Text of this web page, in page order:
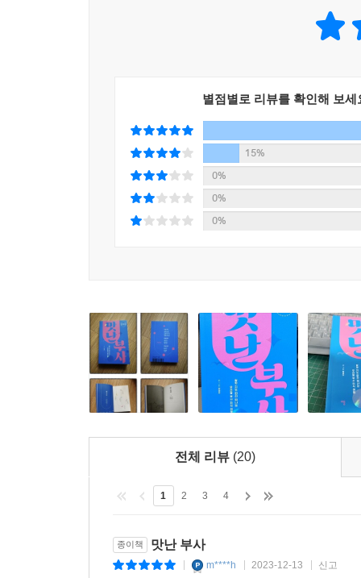
짓게 만드는 부사, 간절한 바람이 이루어졌거나
2장 짠맛의 부사에는 어이·이토록·오롯이·애달
맛, 서글프고 애달프고 안타까운 맛의 부사를
맛을 지우고 새로운 기운을 부르는 부사, 자칫·새
4장 쓴맛의 부사에는 차마·굳이·겨우·도무지·
책이 오래도록 잊고 지낸 말맛, 그중에서도 부사
되기를 바립니다.
*이 책은 한국출판문화산업진흥원 2022년 우수출
별점별로 리뷰를 확인해 보세
15%
0%
0%
0%
전체 리뷰 (20)
1 2 3 4
종이책 맛난 부사
m****h 2023-12-13 신고